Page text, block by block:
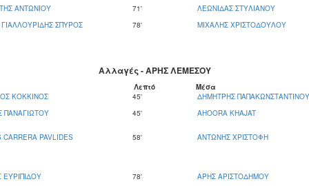
ΑΝΤΩΝΙΟΥ
71'
ΛΕΩΝΙΔΑΣ ΣΤΥΛΙΑΝΟΥ
ΣΠΥΡΟΣ
78' ΜΙΧΑΛΗΣ ΧΡΙΣΤΟΔΟΥΛΟΥ
Αλλαγές - ΑΡΗΣ ΛΕΜΕΣΟΥ
Λεπτό
Μέσα
ΚΟΚΚΙΝΟΣ
45'
ΔΗΜΗΤΡΗΣ
ΠΑΝΑΓΙΩΤΟΥ
45' AHOORA KHAJAT
CARRERA PAVLIDES 58' ΑΝΤΩΝΗΣ ΧΡΙΣΤΟΦΗ
78'
ΑΡΗΣ ΑΡΙΣΤΟΔΗΜΟΥ